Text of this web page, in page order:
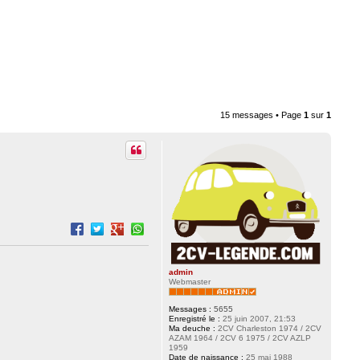
15 messages • Page1 sur1
admin
Webmaster
Messages : 5655
Enregistré le : 25 juin 2007, 21:53
Ma deuche : 2CV Charleston 1974 / 2CV
AZAM 1964 / 2CV 6 1975 / 2CV AZLP
1959
Date de naissance : 25 mai 1988